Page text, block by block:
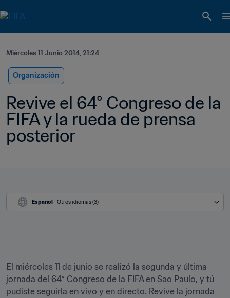
Miércoles 11 Junio 2014, 21:24
Organización
Revive el 64° Congreso de la
FIFA y la rueda de prensa
posterior
Español - Otros idiomas (3)
El miércoles 11 de junio se realizó la segunda y última
jornada del 64° Congreso de la FIFA en Sao Paulo, y tú
pudiste seguirla en vivo y en directo. Revive la jornada